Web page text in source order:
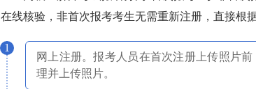
在线核验，非首次报考考生无需重新注册，直接根
1
网上注册。报考人员在首次注册上传照片
理并上传照片。